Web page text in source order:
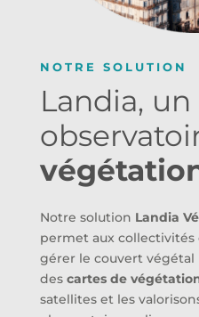
NOTRE SOLUTION
Landia, un
Notre solution Landia
permet aux collectivités
gérer le couvert végétal
des cartes de
satellites et les